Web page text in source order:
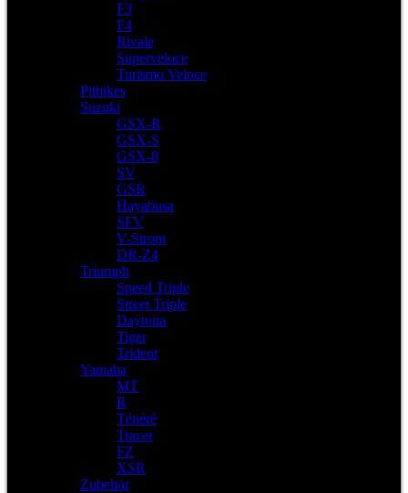
F3
F4
Rivale
Superveloce
Turismo Veloce
Pitbikes
Suzuki
GSX-R
GSX-S
GSX-8
SV
GSR
Hayabusa
SFV
V-Strom
DR-Z4
Triumph
Speed Triple
Street Triple
Daytona
Tiger
Trident
Yamaha
MT
R
Ténéré
Tracer
FZ
XSR
Zubehör